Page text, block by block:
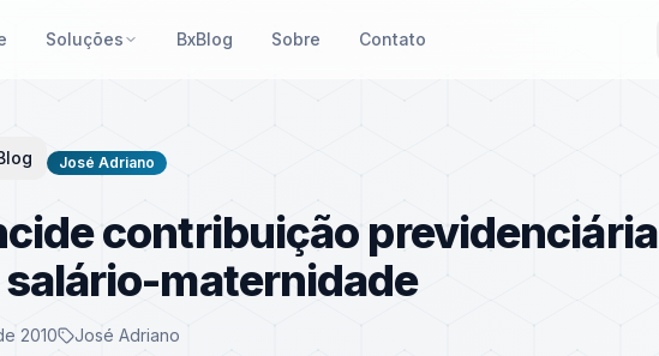
Soluções BxBlog Sobre Contato
José Adriano
contribuição previdenciária
maternidade
2010 José Adriano